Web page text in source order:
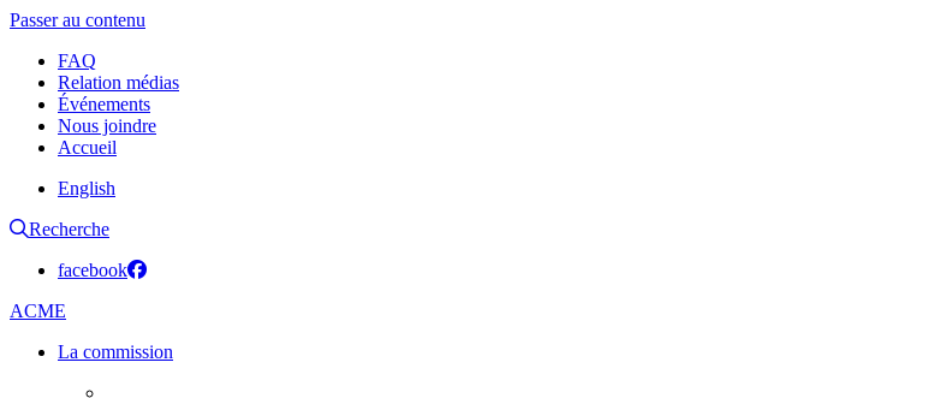
Passer au contenu
FAQ
Relation médias
Événements
Nous joindre
Accueil
English
Recherche
facebook
ACME
La commission